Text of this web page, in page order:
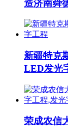
造济南舜
新疆特克
LED发光
荣成农信